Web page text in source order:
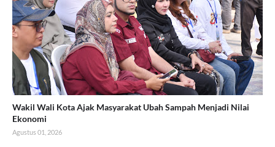
Wakil Wali Kota Ajak Masyarakat Ubah Sampah Menjadi Nilai
Ekonomi
Agustus 01, 2026